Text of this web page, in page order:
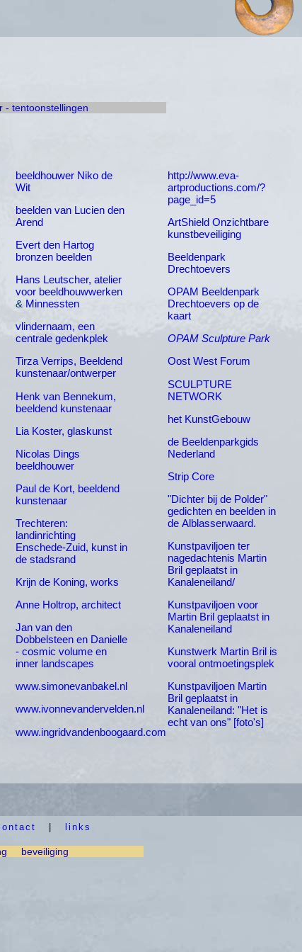
- tentoonstellingen
beeldhouwer Niko de
Wit
beelden van Lucien den
Arend
Evert den Hartog
bronzen beelden
Hans Leutscher, atelier
voor beeldhouwwerken
& Minnessten
vlindernaam, een
centrale gedenkplek
Tirza Verrips, Beeldend
kunstenaar/ontwerper
Henk van Bennekum,
beeldend kunstenaar
Lia Koster, glaskunst
Nicolas Dings
beeldhouwer
Paul de Kort, beeldend
kunstenaar
Trechteren:
landinrichting
Enschede-Zuid, kunst in
de stadsrand
Krijn de Koning, works
Anne Holtrop, architect
Jan van den
Dobbelsteen en Danielle
- cosmic volume en
inner landscapes
www.simonevanbakel.nl
www.ivonnevandervelden.nl
www.ingridvandenboogaard.com
http://www.eva-
artproductions.com/?
page_id=5
ArtShield Onzichtbare
kunstbeveiliging
Beeldenpark
Drechtoevers
OPAM Beeldenpark
Drechtoevers op de
kaart
OPAM Sculpture Park
Oost West Forum
SCULPTURE
NETWORK
het KunstGebouw
de Beeldenparkgids
Nederland
Strip Core
"Dichter bij de Polder"
gedichten en beelden in
de Alblasserwaard.
Kunstpaviljoen ter
nagedachtenis Martin
Bril geplaatst in
Kanaleneiland/
Kunstpaviljoen voor
Martin Bril geplaatst in
Kanaleneiland
Kunstwerk Martin Bril is
vooral ontmoetingsplek
Kunstpaviljoen Martin
Bril geplaatst in
Kanaleneiland: "Het is
echt van ons" [foto's]
links
beveiliging